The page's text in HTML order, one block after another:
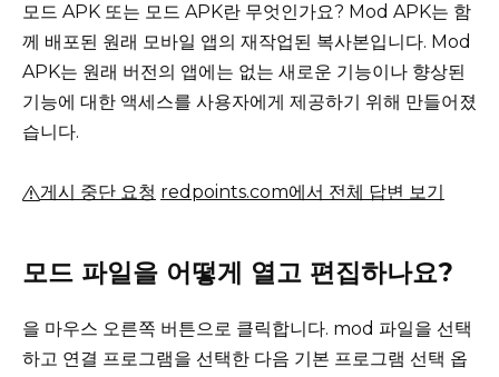
모드 APK 또는 모드 APK란 무엇인가요? Mod APK는 함
께 배포된 원래 모바일 앱의 재작업된 복사본입니다. Mod
APK는 원래 버전의 앱에는 없는 새로운 기능이나 향상된
기능에 대한 액세스를 사용자에게 제공하기 위해 만들어졌
습니다.
게시 중단 요청 redpoints.com에서 전체 답변 보기
모드 파일을 어떻게 열고 편집하나요?
을 마우스 오른쪽 버튼으로 클릭합니다. mod 파일을 선택
하고 연결 프로그램을 선택한 다음 기본 프로그램 선택 옵